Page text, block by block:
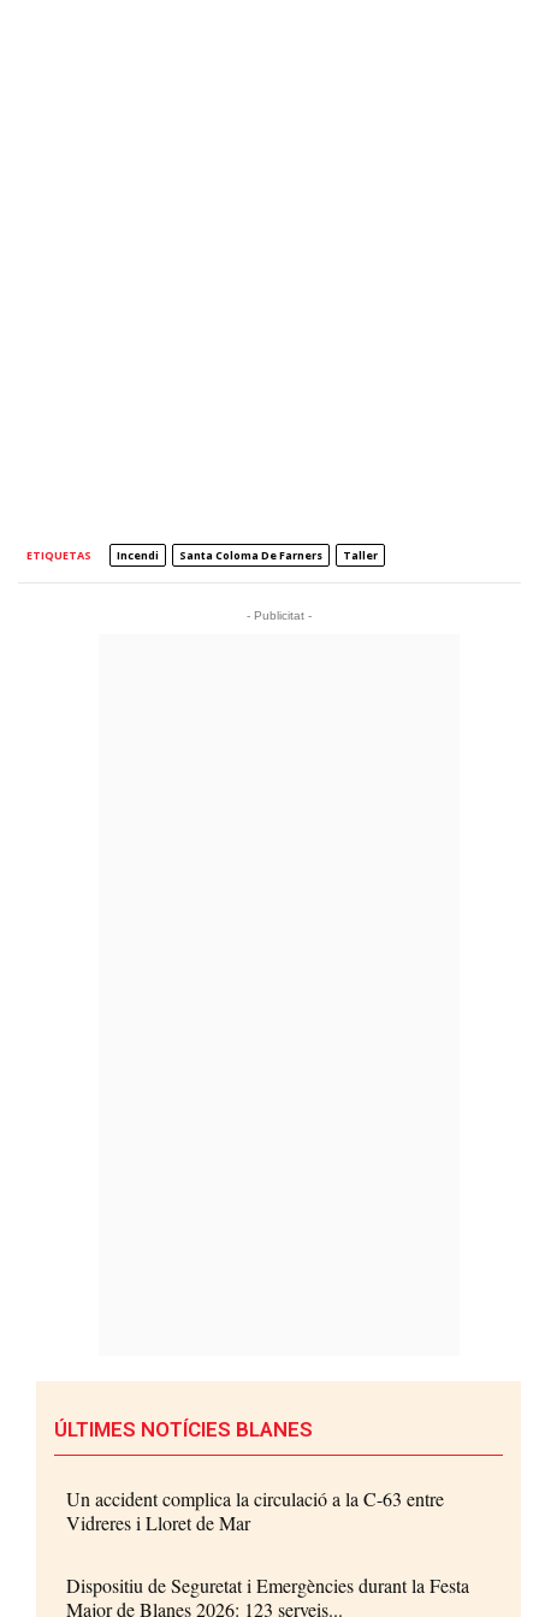
ETIQUETAS Incendi Santa Coloma De Farners Taller
- Publicitat -
ÚLTIMES NOTÍCIES BLANES
Un accident complica la circulació a la C-63 entre
Vidreres i Lloret de Mar
Dispositiu de Seguretat i Emergències durant la Festa
Major de Blanes 2026: 123 serveis...